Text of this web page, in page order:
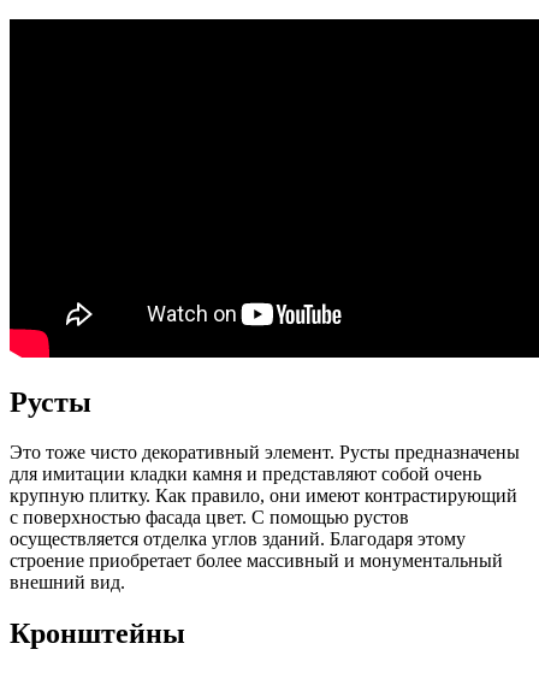
Русты
Это тоже чисто декоративный элемент. Русты предназначены
для имитации кладки камня и представляют собой очень
крупную плитку. Как правило, они имеют контрастирующий
с поверхностью фасада цвет. С помощью рустов
осуществляется отделка углов зданий. Благодаря этому
строение приобретает более массивный и монументальный
внешний вид.
Кронштейны